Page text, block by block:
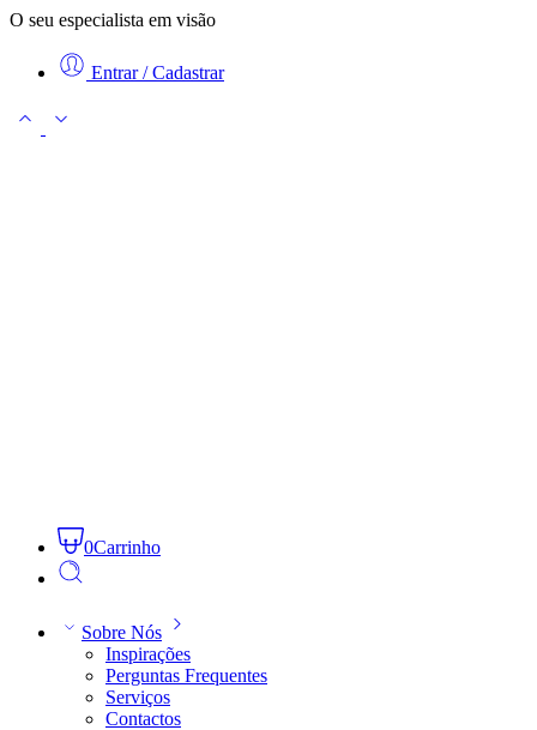
O seu especialista em visão
Entrar / Cadastrar
0Carrinho
Sobre Nós
Inspirações
Perguntas Frequentes
Serviços
Contactos